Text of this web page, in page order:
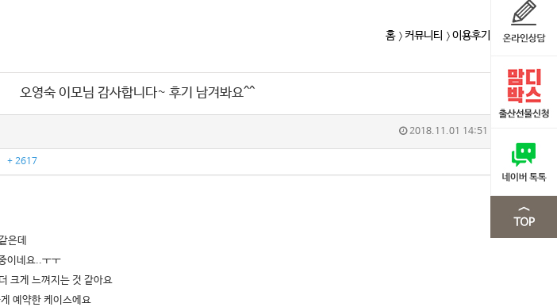
홈 커뮤니티 이용후기
오영숙 이모님 감사합니다~ 후기 남겨봐요^^
2018.11.01 14:51
+ 2617
은데
이네요..ㅜㅜ
크게 느껴지는 것 같아요
예약한 케이스에요